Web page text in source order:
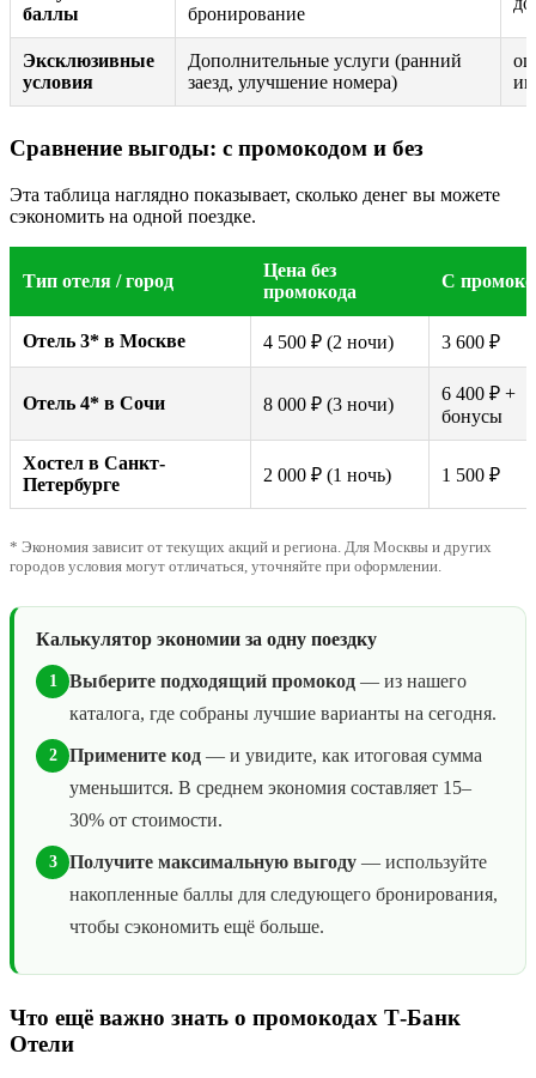
баллы
бронирование
Эксклюзивные
условия
Дополнительные услуги (ранний
заезд, улучшение номера)
Сравнение выгоды: с промокодом и без
Эта таблица наглядно показывает, сколько денег вы можете
сэкономить на одной поездке.
Тип отеля / город
Цена без
промокода
С
Отель 3* в Москве 4 500 ₽ (2 ночи) 3 600 ₽
Отель 4* в Сочи 8 000 ₽ (3 ночи)
6 400 ₽ +
бонусы
Хостел в Санкт-
Петербурге
2 000 ₽ (1 ночь) 1 500 ₽
* Экономия зависит от текущих акций и региона. Для Москвы и других
городов условия могут отличаться, уточняйте при оформлении.
Калькулятор экономии за одну поездку
1 Выберите подходящий промокод — из нашего
каталога, где собраны лучшие варианты на сегодня.
2 Примените код — и увидите, как итоговая сумма
уменьшится. В среднем экономия составляет 15–
30% от стоимости.
3 Получите максимальную выгоду — используйте
накопленные баллы для следующего бронирования,
чтобы сэкономить ещё больше.
Что ещё важно знать о промокодах Т-Банк
Отели